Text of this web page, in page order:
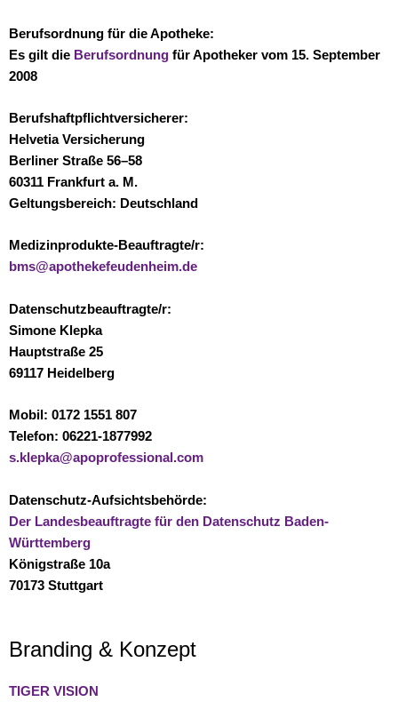
Berufsordnung für die Apotheke:
Es gilt die Berufsordnung für Apotheker vom 15. September
2008
Berufshaftpflichtversicherer:
Helvetia Versicherung
Berliner Straße 56–58
60311 Frankfurt a. M.
Geltungsbereich: Deutschland
Medizinprodukte-Beauftragte/r:
bms@apothekefeudenheim.de
Datenschutzbeauftragte/r:
Simone Klepka
Hauptstraße 25
69117 Heidelberg
Mobil: 0172 1551 807
Telefon: 06221-1877992
s.klepka@apoprofessional.com
Datenschutz-Aufsichtsbehörde:
Der Landesbeauftragte für den Datenschutz Baden-
Württemberg
Königstraße 10a
70173 Stuttgart
Branding & Konzept
TIGER VISION